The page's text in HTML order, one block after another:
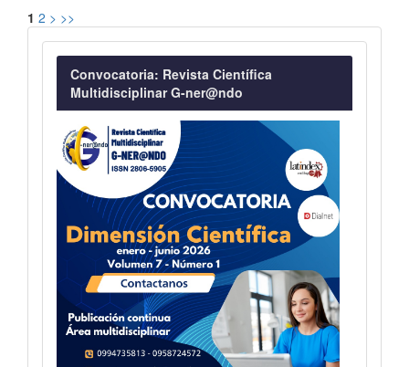
1 2 > >>
Convocatoria
Convocatoria: Revista Científica
Multidisciplinar G-ner@ndo